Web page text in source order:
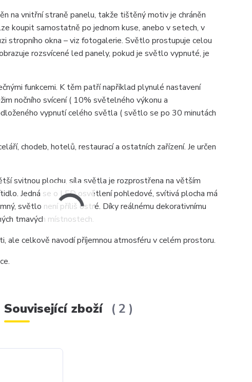
na vnitřní straně panelu, takže tištěný motiv je chráněn
koupit samostatně po jednom kuse, anebo v setech, v
stropního okna – viz fotogalerie. Světlo prostupuje celou
rozsvícené led panely, pokud je světlo vypnuté, je
funkcemi. K těm patří například plynulé nastavení
nočního svícení ( 10% světelného výkonu a
vypnutí celého světla ( světlo se po 30 minutách
chodeb, hotelů, restaurací a ostatních zařízení. Je určen
svitnou plochu, síla světla je rozprostřena na větším
Jedná se o LED osvětlení pohledové, svítivá plocha má
světlo není příliš ostré. Díky reálnému dekorativnímu
tmavých místnostech.
ale celkově navodí příjemnou atmosféru v celém prostoru.
Související zboží 2